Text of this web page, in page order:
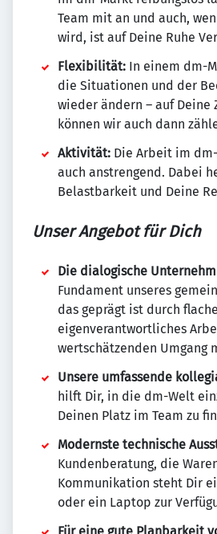
Team mit an und auch,
wird, ist auf Deine Ruhe
Flexibilität: In einem dm-
die Situationen und der
wieder ändern – auf Deine
können wir auch dann
Aktivität: Die Arbeit im
auch anstrengend. Dabei
Belastbarkeit und Deine
Unser Angebot für Dich
Die dialogische
Fundament unseres
das geprägt ist durch
eigenverantwortliches
wertschätzenden Umgang
Unsere umfassende
hilft Dir, in die dm-Welt
Deinen Platz im Team zu
Modernste technische
Kundenberatung, die
Kommunikation steht Dir
oder ein Laptop zur